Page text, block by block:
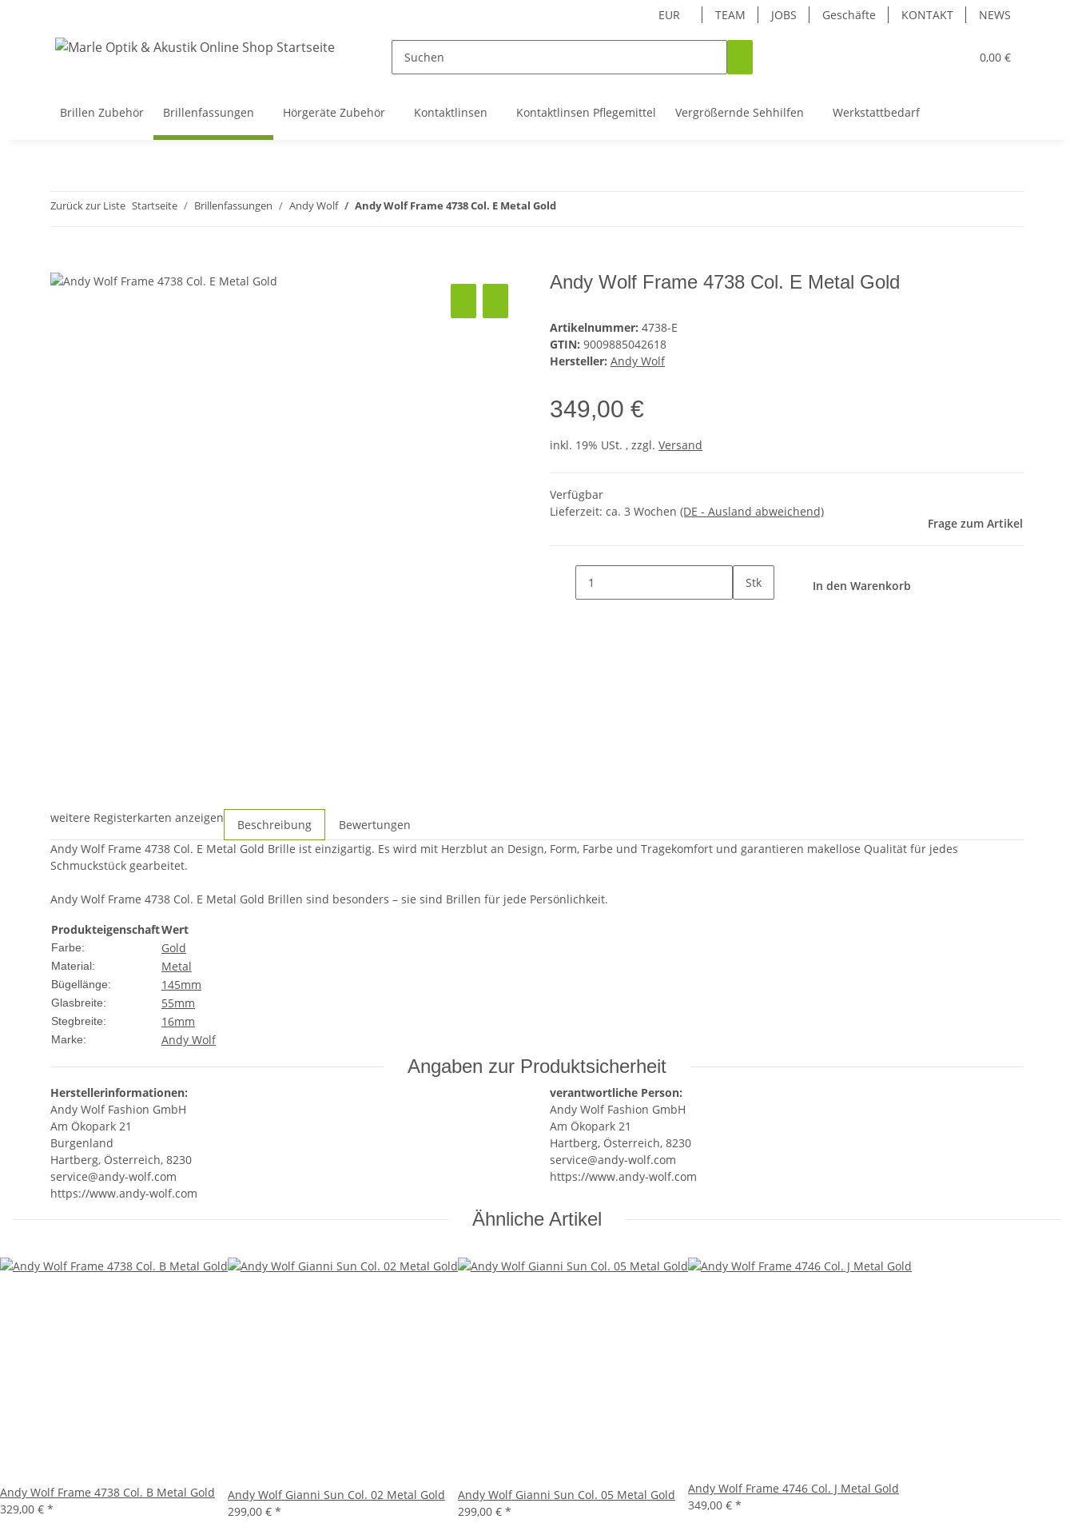
EUR TEAM JOBS Geschäfte KONTAKT NEWS
0,00 €
Brillen Zubehör Brillenfassungen Hörgeräte Zubehör Kontaktlinsen Kontaktlinsen Pflegemittel Vergrößernde Sehhilfen Werkstattbedarf
Zurück zur Liste Startseite Brillenfassungen Andy Wolf Andy Wolf Frame 4738 Col. E Metal Gold
Andy Wolf Frame 4738 Col. E Metal Gold
Artikelnummer: 4738-E
GTIN: 9009885042618
Hersteller: Andy Wolf
349,00 €
inkl. 19% USt. , zzgl. Versand
Verfügbar
Lieferzeit: ca. 3 Wochen (DE - Ausland abweichend)
Frage zum Artikel
Stk In den Warenkorb
weitere Registerkarten anzeigen Beschreibung
Bewertungen
Andy Wolf Frame 4738 Col. E Metal Gold Brille ist einzigartig. Es wird mit Herzblut an Design, Form, Farbe und Tragekomfort und garantieren makellose Qualität für jedes
Schmuckstück gearbeitet.
Andy Wolf Frame 4738 Col. E Metal Gold Brillen sind besonders – sie sind Brillen für jede Persönlichkeit.
ProdukteigenschaftWert
Farbe: Gold
Material: Metal
Bügellänge: 145mm
Glasbreite: 55mm
Stegbreite: 16mm
Marke: Andy Wolf
Angaben zur Produktsicherheit
Herstellerinformationen:
Andy Wolf Fashion GmbH
Am Ökopark 21
Burgenland
Hartberg, Österreich, 8230
service@andy-wolf.com
https://www.andy-wolf.com
verantwortliche Person:
Andy Wolf Fashion GmbH
Am Ökopark 21
Hartberg, Österreich, 8230
service@andy-wolf.com
https://www.andy-wolf.com
Ähnliche Artikel
Andy Wolf Frame 4738 Col. B Metal Gold
329,00 € *
Andy Wolf Gianni Sun Col. 02 Metal Gold
299,00 € *
Andy Wolf Gianni Sun Col. 05 Metal Gold
299,00 € *
Andy Wolf Frame 4746 Col. J Metal Gold
349,00 € *